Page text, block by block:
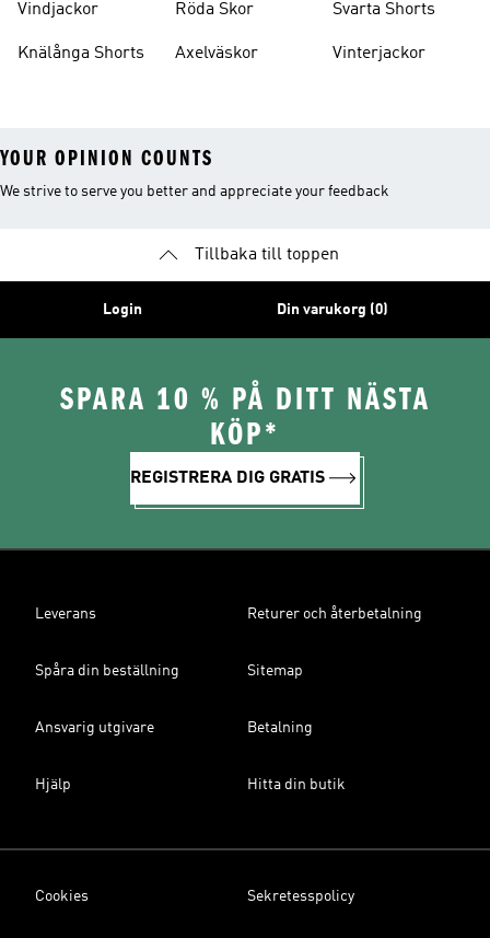
Vindjackor
Knälånga Shorts
Röda Skor
Axelväskor
Svarta Shorts
Vinterjackor
YOUR OPINION COUNTS
We strive to serve you better and appreciate your feedback
Tillbaka till toppen
Login Din varukorg (0)
SPARA 10 % PÅ DITT NÄSTA
KÖP*
REGISTRERA DIG GRATIS
Leverans Returer och återbetalning
Spåra din beställning Sitemap
Ansvarig utgivare Betalning
Hjälp Hitta din butik
Cookies Sekretesspolicy